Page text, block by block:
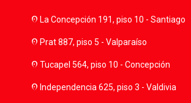
location_onLa Concepción 191, piso 10 - Santiago
location_onPrat 887, piso 5 - Valparaíso
location_onTucapel 564, piso 10 - Concepción
location_onIndependencia 625, piso 3 - Valdivia